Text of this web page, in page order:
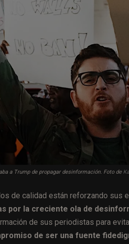
a Trump de propagar desinformación. Foto de
de calidad están reforzando sus
por la creciente ola de
de sus periodistas para
de ser una fuente